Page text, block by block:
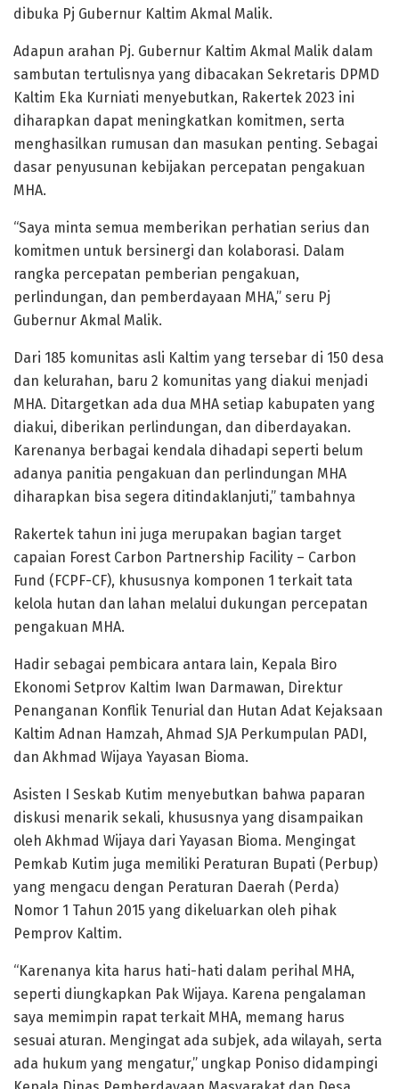
dibuka Pj Gubernur Kaltim Akmal Malik.
Adapun arahan Pj. Gubernur Kaltim Akmal Malik dalam
sambutan tertulisnya yang dibacakan Sekretaris DPMD
Kaltim Eka Kurniati menyebutkan, Rakertek 2023 ini
diharapkan dapat meningkatkan komitmen, serta
menghasilkan rumusan dan masukan penting. Sebagai
dasar penyusunan kebijakan percepatan pengakuan
MHA.
“Saya minta semua memberikan perhatian serius dan
komitmen untuk bersinergi dan kolaborasi. Dalam
rangka percepatan pemberian pengakuan,
perlindungan, dan pemberdayaan MHA,” seru Pj
Gubernur Akmal Malik.
Dari 185 komunitas asli Kaltim yang tersebar di 150 desa
dan kelurahan, baru 2 komunitas yang diakui menjadi
MHA. Ditargetkan ada dua MHA setiap kabupaten yang
diakui, diberikan perlindungan, dan diberdayakan.
Karenanya berbagai kendala dihadapi seperti belum
adanya panitia pengakuan dan perlindungan MHA
diharapkan bisa segera ditindaklanjuti,” tambahnya
Rakertek tahun ini juga merupakan bagian target
capaian Forest Carbon Partnership Facility – Carbon
Fund (FCPF-CF), khususnya komponen 1 terkait tata
kelola hutan dan lahan melalui dukungan percepatan
pengakuan MНА.
Hadir sebagai pembicara antara lain, Kepala Biro
Ekonomi Setprov Kaltim Iwan Darmawan, Direktur
Penanganan Konflik Tenurial dan Hutan Adat Kejaksaan
Kaltim Adnan Hamzah, Ahmad SJA Perkumpulan PADI,
dan Akhmad Wijaya Yayasan Bioma.
Asisten I Seskab Kutim menyebutkan bahwa paparan
diskusi menarik sekali, khususnya yang disampaikan
oleh Akhmad Wijaya dari Yayasan Bioma. Mengingat
Pemkab Kutim juga memiliki Peraturan Bupati (Perbup)
yang mengacu dengan Peraturan Daerah (Perda)
Nomor 1 Tahun 2015 yang dikeluarkan oleh pihak
Pemprov Kaltim.
“Karenanya kita harus hati-hati dalam perihal MHA,
seperti diungkapkan Pak Wijaya. Karena pengalaman
saya memimpin rapat terkait MHA, memang harus
sesuai aturan. Mengingat ada subjek, ada wilayah, serta
ada hukum yang mengatur,” ungkap Poniso didampingi